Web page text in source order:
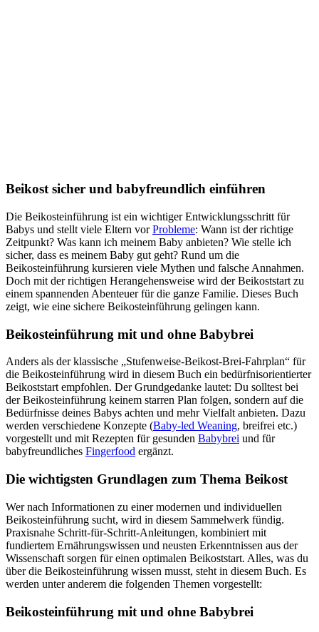
Beikost sicher und babyfreundlich einführen
Die Beikosteinführung ist ein wichtiger Entwicklungsschritt für
Babys und stellt viele Eltern vorProbleme: Wann ist der richtige
Zeitpunkt? Was kann ich meinem Baby anbieten? Wie stelle ich
sicher, dass es meinem Baby gut geht? Rund um die
Beikosteinführung kursieren viele Mythen und falsche Annahmen.
Doch mit der richtigen Herangehensweise wird der Beikoststart zu
einem spannenden Abenteuer für die ganze Familie. Dieses Buch
zeigt, wie eine sichere Beikosteinführung gelingen kann.
Beikosteinführung mit und ohne Babybrei
Anders als der klassische „Stufenweise-Beikost-Brei-Fahrplan“ für
die Beikosteinführung wird in diesem Buch ein bedürfnisorientierter
Beikoststart empfohlen. Der Grundgedanke lautet: Du solltest bei
der Beikosteinführung keinem starren Plan folgen, sondern auf die
Bedürfnisse deines Babys achten und mehr Vielfalt anbieten. Dazu
werden verschiedene Konzepte (Baby-led Weaning, breifrei etc.)
vorgestellt und mit Rezepten für gesunden Babybrei und für
babyfreundliches Fingerfood ergänzt.
Die wichtigsten Grundlagen zum Thema Beikost
Wer nach Informationen zu einer modernen und individuellen
Beikosteinführung sucht, wird in diesem Sammelwerk fündig.
Praxisnahe Schritt-für-Schritt-Anleitungen, kombiniert mit
fundiertem Ernährungswissen und neusten Erkenntnissen aus der
Wissenschaft sorgen für einen optimalen Beikoststart. Alles, was du
über die Beikosteinführung wissen musst, steht in diesem Buch. Es
werden unter anderem die folgenden Themen vorgestellt:
Beikosteinführung mit und ohne Babybrei